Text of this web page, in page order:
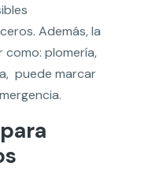
Además, la
como: plomería,
puede marcar